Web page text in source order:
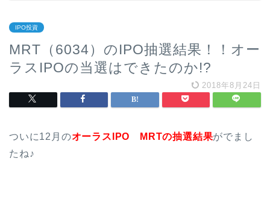
IPO投資
MRT（6034）のIPO抽選結果！！オー
ラスIPOの当選はできたのか!?
2018年8月24日
ついに12月のオーラスIPO MRTの抽選結果がでまし
たね♪